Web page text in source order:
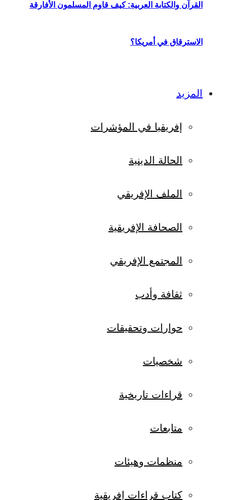
القرآن والكتابة العربية: كيف قاوم المسلمون الأفارقة
الاسترقاق في أمريكا؟
المزيد
إفريقيا في المؤشرات
الحالة الدينية
الملف الإفريقي
الصحافة الإفريقية
المجتمع الإفريقي
ثقافة وأدب
حوارات وتحقيقات
شخصيات
قراءات تاريخية
متابعات
منظمات وهيئات
كتاب قراءات إفريقية